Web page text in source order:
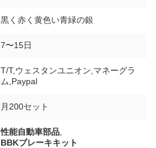
黒く赤く黄色い青緑の銀
7〜15日
T/T,ウェスタンユニオン,マネーグラ
ム,Paypal
月200セット
性能自動車部品
BBKブレーキキット